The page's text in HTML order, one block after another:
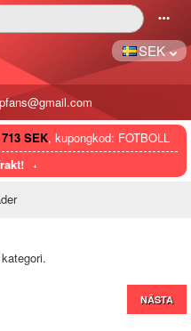
󰄒
SEK
713 SEK, kupongkod: FOTBOLL
NÄSTA